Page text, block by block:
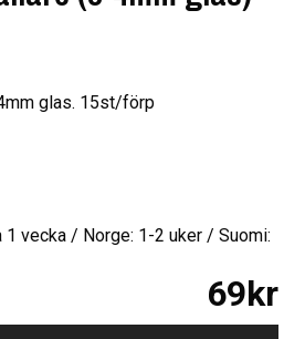
glas. 15st/förp
vecka / Norge: 1-2 uker / Suomi:
69kr